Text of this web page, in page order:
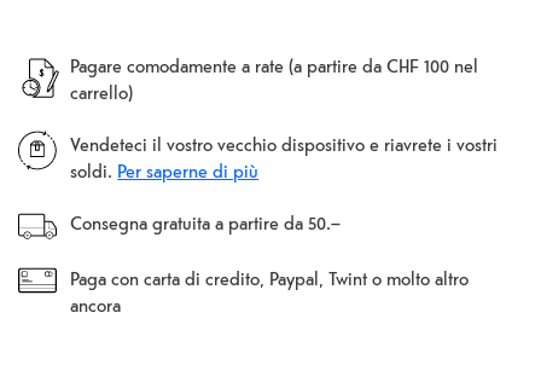
Pagare comodamente a rate (a partire da CHF 100 nel
carrello)
Vendeteci il vostro vecchio dispositivo e riavrete i vostri
soldi. Per saperne di più
Consegna gratuita a partire da 50.–
Paga con carta di credito, Paypal, Twint o molto altro
ancora